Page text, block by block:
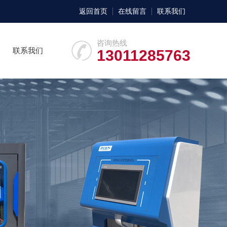
返回首页 在线留言 联系我们
咨询热线
13011285763
联系我们